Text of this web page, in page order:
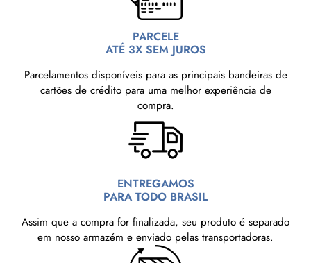
PARCELE
ATÉ 3X SEM JUROS
Parcelamentos disponíveis para as principais bandeiras de
cartões de crédito para uma melhor experiência de
compra.
ENTREGAMOS
PARA TODO BRASIL
Assim que a compra for finalizada, seu produto é separado
em nosso armazém e enviado pelas transportadoras.